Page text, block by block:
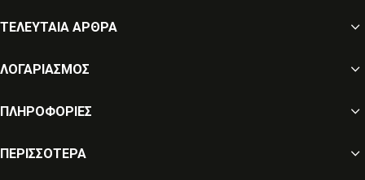
ΤΕΛΕΥΤΑΙΑ ΑΡΘΡΑ
ΛΟΓΑΡΙΑΣΜΟΣ
ΠΛΗΡΟΦΟΡΙΕΣ
ΠΕΡΙΣΣΌΤΕΡΑ